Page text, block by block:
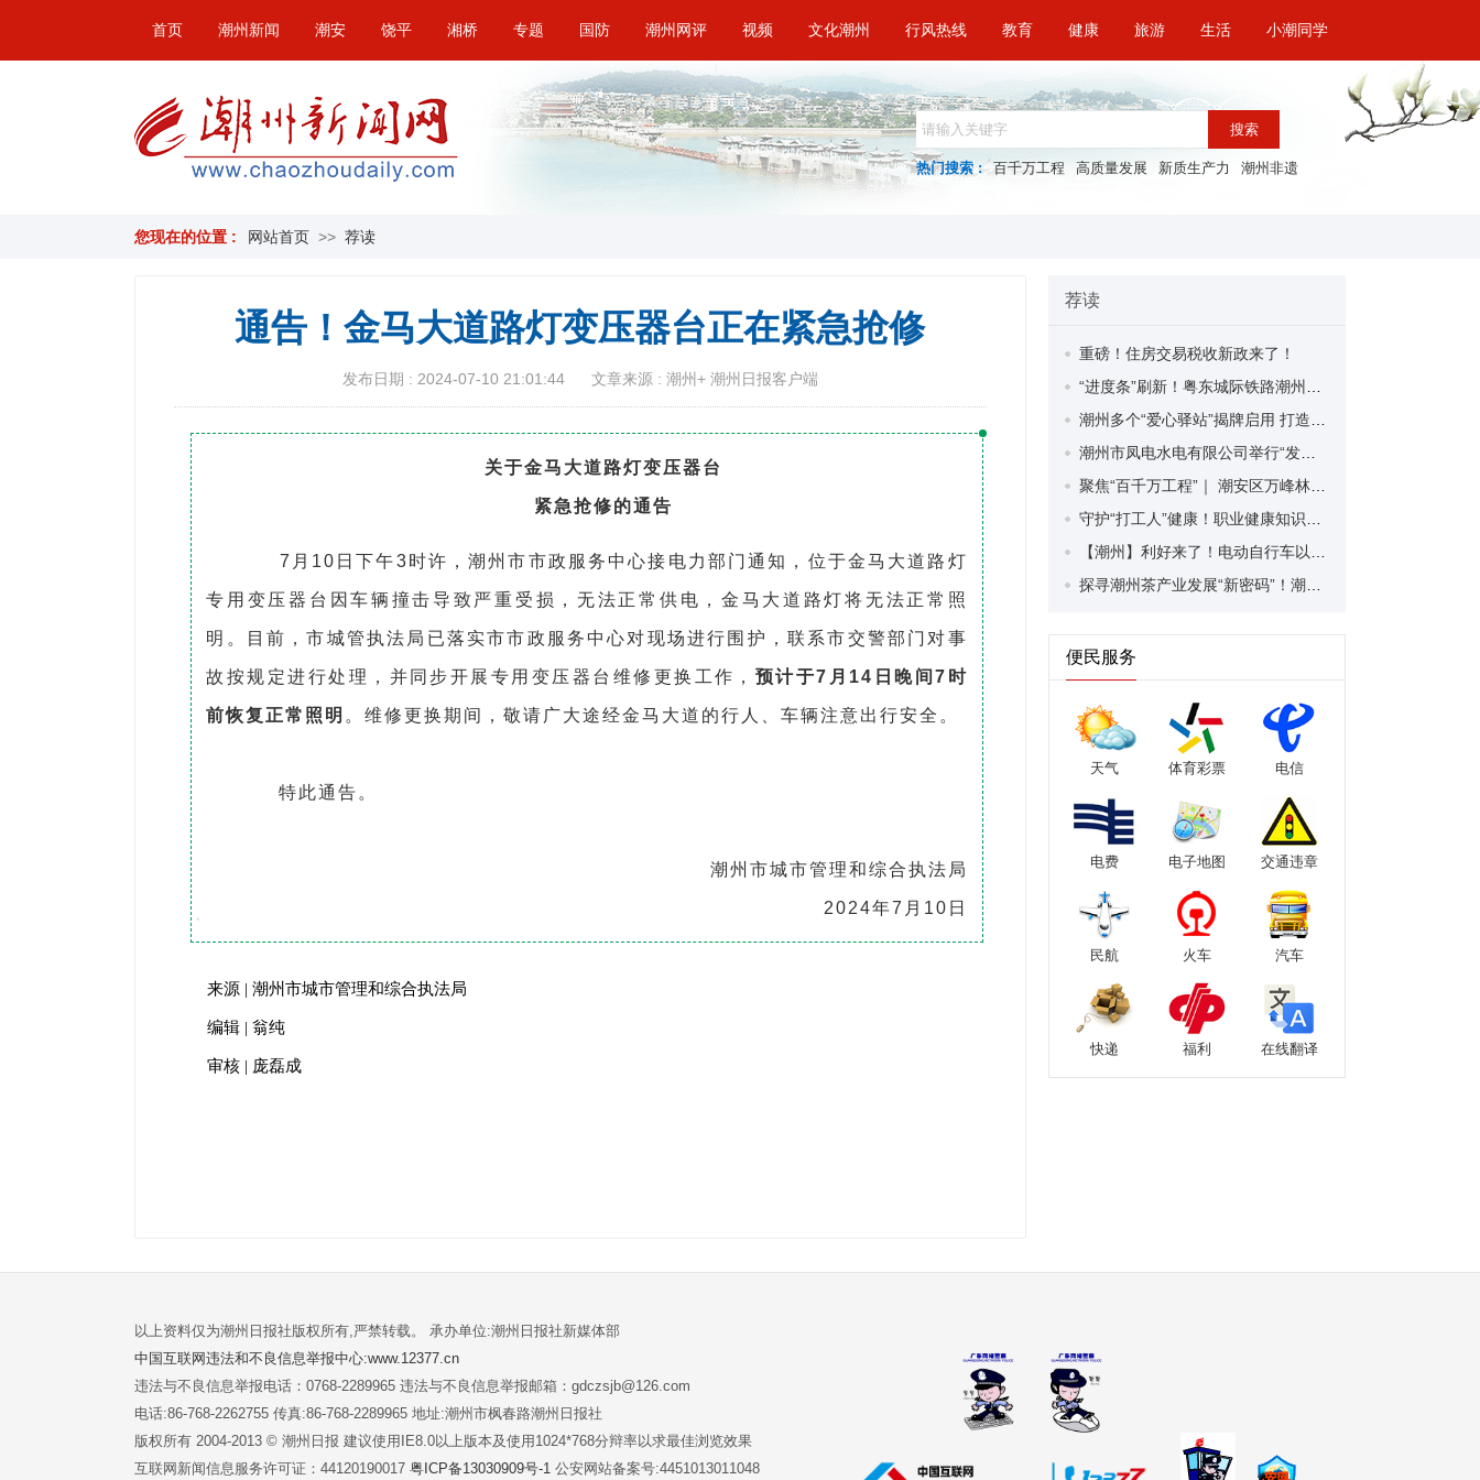
首页 潮州新闻 潮安 饶平 湘桥 专题 国防 潮州网评 视频 文化潮州 行风热线 教育 健康 旅游 生活 小潮同学
搜索
热门搜索 : 百千万工程 高质量发展 新质生产力 潮州非遗
您现在的位置 : 网站首页 >> 荐读
通告！金马大道路灯变压器台正在紧急抢修
发布日期 : 2024-07-10 21:01:44 文章来源 : 潮州+ 潮州日报客户端
关于金马大道路灯变压器台
紧急抢修的通告
7月10日下午3时许，潮州市市政服务中心接电力部门通知，位于金马大道路灯
专用变压器台因车辆撞击导致严重受损，无法正常供电，金马大道路灯将无法正常照
明。目前，市城管执法局已落实市市政服务中心对现场进行围护，联系市交警部门对事
故按规定进行处理，并同步开展专用变压器台维修更换工作， 预计于7月14日晚间7时
前恢复正常照明 。维修更换期间，敬请广大途经金马大道的行人、车辆注意出行安全。
特此通告。
潮州市城市管理和综合执法局
2024年7月10日
来源 | 潮州市城市管理和综合执法局
编辑 | 翁纯
审核 | 庞磊成
荐读
重磅！住房交易税收新政来了！
便民服务
天气 体育彩票 电信
电费 电子地图 交通违章
民航 火车 汽车
快递 福利 在线翻译
以上资料仅为潮州日报社版权所有,严禁转载。 承办单位:潮州日报社新媒体部
中国互联网违法和不良信息举报中心:www.12377.cn
违法与不良信息举报电话：0768-2289965 违法与不良信息举报邮箱：gdczsjb@126.com
电话:86-768-2262755 传真:86-768-2289965 地址:潮州市枫春路潮州日报社
版权所有 2004-2013 © 潮州日报 建议使用IE8.0以上版本及使用1024*768分辩率以求最佳浏览效果
互联网新闻信息服务许可证：44120190017 粤ICP备13030909号-1 公安网站备案号:4451013011048